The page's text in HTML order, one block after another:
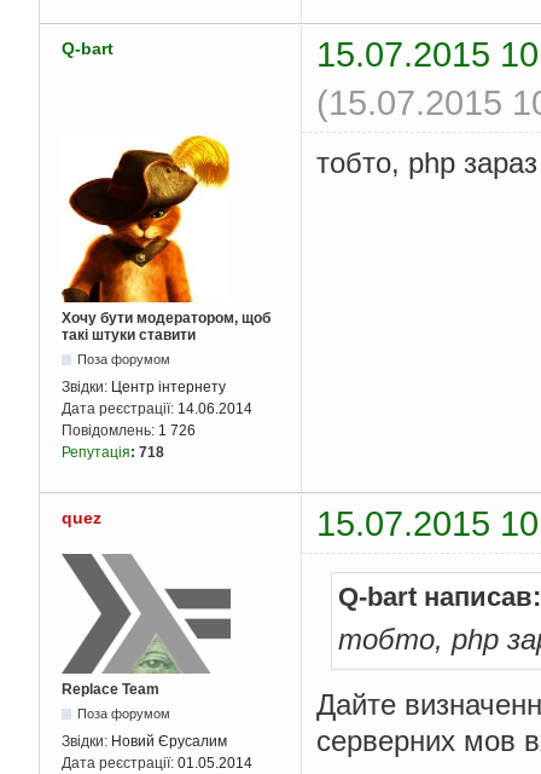
Q-bart
15.07.2015
(15.07.2015
Хочу бути модератором, щоб
такі штуки ставити
Поза форумом
Звідки: Центр інтернету
Дата реєстрації: 14.06.2014
Повідомлень: 1 726
Репутація: 718
тобто, php
quez 15.07.2015
Replace Team
Поза форумом
Звідки: Новий Єрусалим
Дата реєстрації: 01.05.2014
Q-bart написав:
тобто, php
Дайте
серверних мов